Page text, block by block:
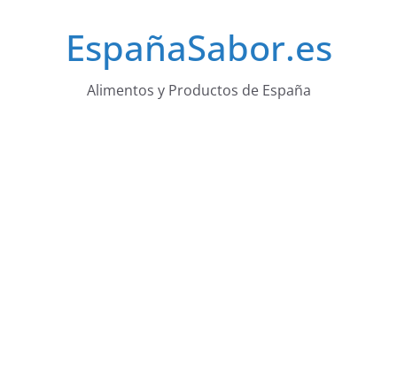
EspañaSabor.es
Alimentos y Productos de España